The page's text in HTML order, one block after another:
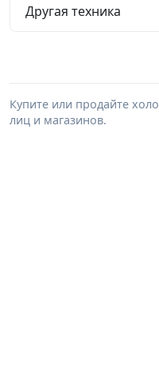
Другая техника
Купите или продайте
лиц и магазинов.